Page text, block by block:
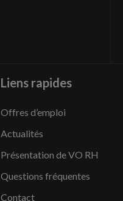
Liens rapides
Offres d’emploi
Actualités
Présentation de VO RH
Questions fréquentes
Contact